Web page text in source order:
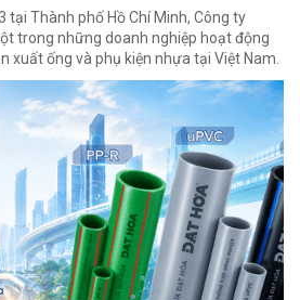
Thành phố Hồ Chí Minh, Công ty
trong những doanh nghiệp hoạt động
xuất ống và phụ kiện nhựa tại Việt Nam.